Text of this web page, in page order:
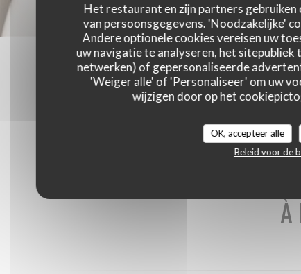
Het restaurant en zijn partners
van persoonsgegevens. 'Noodzakelijke'
Andere optionele cookies vereisen uw
uw navigatie te analyseren, het
netwerken) of gepersonaliseerde
'Weiger alle' of 'Personaliseer' om uw
wijzigen door op het
OK, accepteer alle
Beleid voor de
À